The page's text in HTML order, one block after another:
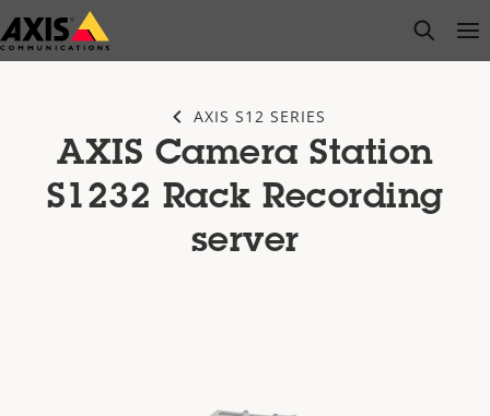
Zum
Hauptinhalt
open
AXIS S12 SERIES
AXIS Camera Station
S1232 Rack Recording
server